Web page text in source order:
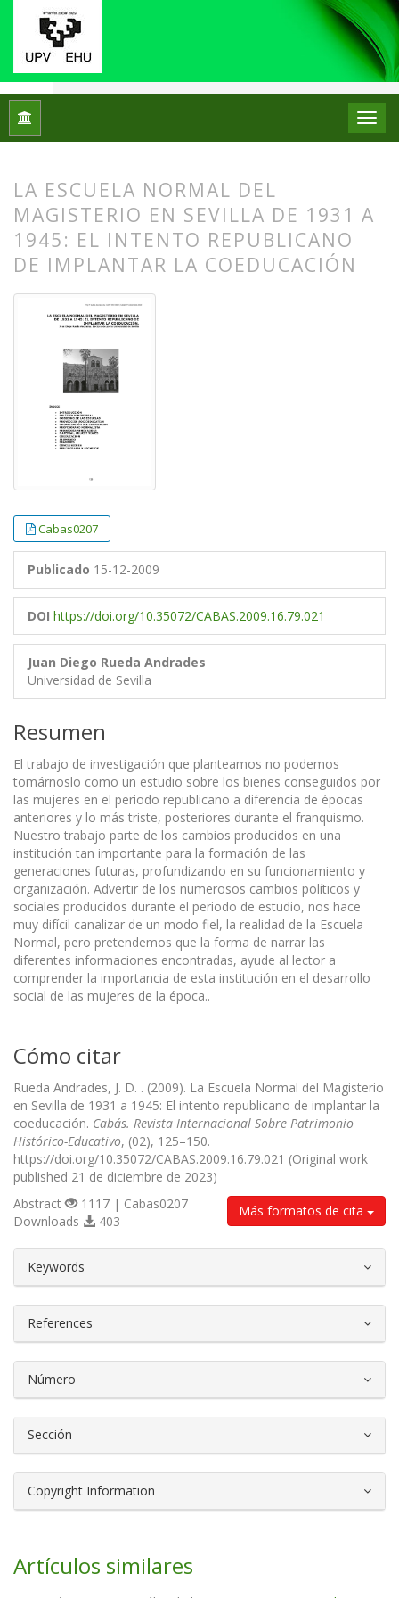
Inicio
LA ESCUELA NORMAL DEL
MAGISTERIO EN SEVILLA DE 1931 A
1945: EL INTENTO REPUBLICANO
DE IMPLANTAR LA COEDUCACIÓN
Cabas0207
Publicado 15-12-2009
DOI https://doi.org/10.35072/CABAS.2009.16.79.021
Juan Diego Rueda Andrades
Universidad de Sevilla
Resumen
El trabajo de investigación que planteamos no podemos
tomárnoslo como un estudio sobre los bienes conseguidos por
las mujeres en el periodo republicano a diferencia de épocas
anteriores y lo más triste, posteriores durante el franquismo.
Nuestro trabajo parte de los cambios producidos en una
institución tan importante para la formación de las
generaciones futuras, profundizando en su funcionamiento y
organización. Advertir de los numerosos cambios políticos y
sociales producidos durante el periodo de estudio, nos hace
muy difícil canalizar de un modo fiel, la realidad de la Escuela
Normal, pero pretendemos que la forma de narrar las
diferentes informaciones encontradas, ayude al lector a
comprender la importancia de esta institución en el desarrollo
social de las mujeres de la época..
Cómo citar
Rueda Andrades, J. D. . (2009). La Escuela Normal del Magisterio
en Sevilla de 1931 a 1945: El intento republicano de implantar la
coeducación. Cabás. Revista Internacional Sobre Patrimonio
Histórico-Educativo, (02), 125–150.
https://doi.org/10.35072/CABAS.2009.16.79.021 (Original work
published 21 de diciembre de 2023)
Más formatos de cita
Abstract
1117 | Cabas0207
Downloads
403
Keywords
References
Número
Sección
Copyright Information
Artículos similares